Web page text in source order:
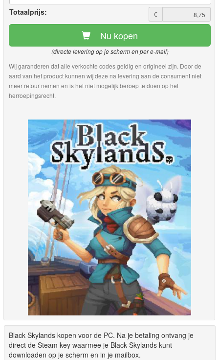
Totaalprijs: €
Nu kopen
(directe levering op je scherm en per e-mail)
Wij garanderen dat alle verkochte codes geldig en origineel zijn. Door de
aard van het product kunnen wij deze na levering aan de consument niet
meer retour nemen en is het niet mogelijk beroep te doen op het
herroepingsrecht.
Black Skylands kopen voor de PC. Na je betaling ontvang je
direct de Steam key waarmee je Black Skylands kunt
downloaden op je scherm en in je mailbox.